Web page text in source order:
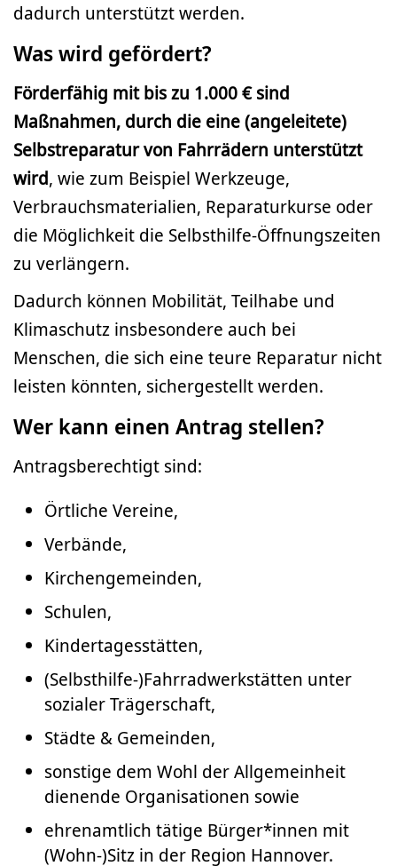
dadurch unterstützt werden.
Was wird gefördert?
Förderfähig mit bis zu 1.000 € sind
Maßnahmen, durch die eine(angeleitete)
Selbstreparatur von Fahrrädern unterstützt
wird, wie zum Beispiel Werkzeuge,
Verbrauchsmaterialien, Reparaturkurse oder
die Möglichkeit die Selbsthilfe-Öffnungszeiten
zu verlängern.
Dadurch können Mobilität, Teilhabe und
Klimaschutz insbesondere auch bei
Menschen, die sich eine teure Reparatur nicht
leisten könnten, sichergestellt werden.
Wer kann einen Antrag stellen?
Antragsberechtigt sind:
Örtliche Vereine,
Verbände,
Kirchengemeinden,
Schulen,
Kindertagesstätten,
(Selbsthilfe-)Fahrradwerkstätten unter
sozialer Trägerschaft,
Städte & Gemeinden,
sonstige dem Wohl der Allgemeinheit
dienende Organisationen sowie
ehrenamtlich tätige Bürger*innen mit
(Wohn-)Sitz in der Region Hannover.